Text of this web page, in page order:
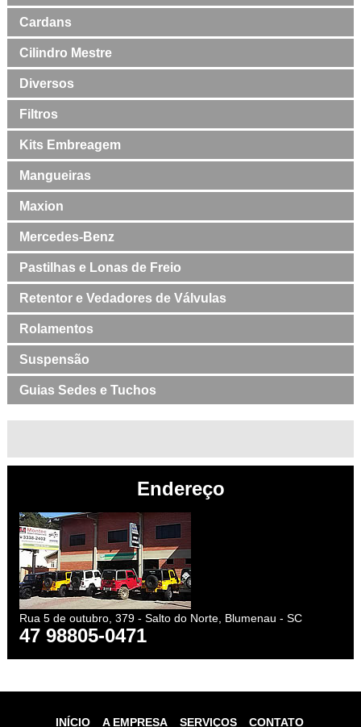
Cardans
Cilindro Mestre
Diversos
Filtros
Kits Embreagem
Mangueiras
Maxion
Mercedes-Benz
Pastilhas e Lonas de Freio
Retentor e Vedadores de Válvulas
Rolamentos
Suspensão
Guias Sedes e Tuchos
Endereço
Rua 5 de outubro, 379 - Salto do Norte, Blumenau - SC
47 98805-0471
INÍCIO A EMPRESA SERVIÇOS CONTATO